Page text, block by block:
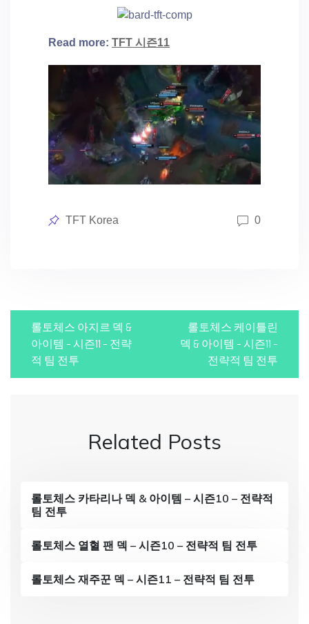
Read more: TFT 시즌11
Posted
TFT Korea 0
s
롤토체스 아지르 덱 &
아이템 – 시즌11 – 전략
적 팀 전투
롤토체스 케이틀린
덱 & 아이템 – 시즌11 –
전략적 팀 전투
Related Posts
롤토체스 카타리나 덱 & 아이템 – 시즌10 – 전략적
팀 전투
롤토체스 열혈 팬 덱 – 시즌10 – 전략적 팀 전투
롤토체스 재주꾼 덱 – 시즌11 – 전략적 팀 전투